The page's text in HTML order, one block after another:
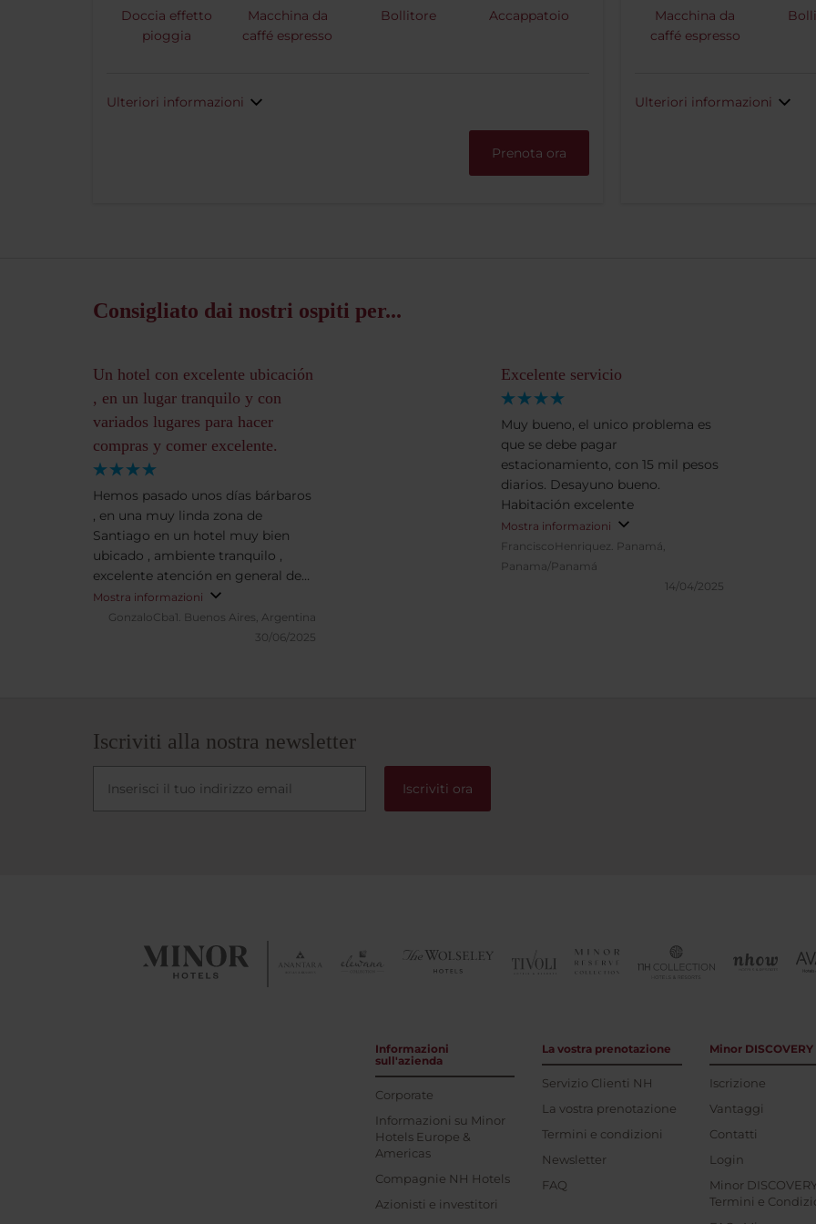
Doccia effetto
pioggia
Macchina da
caffé espresso
Bollitore Accappatoio
Ulteriori informazioni
Prenota ora
Macchina da
caffé espresso
Ulteriori informazioni
Consigliato dai nostri ospiti per...
Un hotel con excelente ubicación
, en un lugar tranquilo y con
variados lugares para hacer
compras y comer excelente.
Hemos pasado unos días bárbaros
, en una muy linda zona de
Santiago en un hotel muy bien
ubicado , ambiente tranquilo ,
excelente atención en general de
todo el personal . Muy
recomendable en todo sentido !👏
Mostra informazioni
GonzaloCba1. Buenos Aires, Argentina
30/06/2025
Excelente servicio
Muy bueno, el unico problema es
que se debe pagar
estacionamiento, con 15 mil pesos
diarios. Desayuno bueno.
Habitación excelente
Mostra informazioni
FranciscoHenriquez.
Panamá,
Panama/Panamá
14/04/2025
Iscriviti alla nostra newsletter
Iscriviti ora
Informazioni
sull'azienda
Corporate
Informazioni su Minor
Hotels Europe &
Americas
Compagnie NH Hotels
Azionisti e investitori
La vostra prenotazione
Servizio Clienti NH
La vostra prenotazione
Termini e condizioni
Newsletter
FAQ
Minor DISCOVERY
Iscrizione
Vantaggi
Contatti
Login
Minor
Termini e